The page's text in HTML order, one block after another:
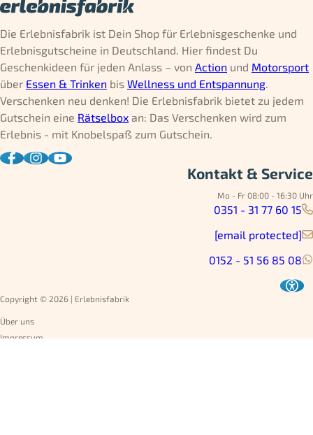
Die Erlebnisfabrik ist Dein Shop für Erlebnisgeschenke und
Erlebnisgutscheine in Deutschland. Hier findest Du
Geschenkideen für jeden Anlass – von Action und Motorsport
über Essen & Trinken bis Wellness und Entspannung.
Verschenken neu denken! Die Erlebnisfabrik bietet zu jedem
Gutschein eine Rätselbox an: Das Verschenken wird zum
Erlebnis - mit Knobelspaß zum Gutschein.
Kontakt & Service
Mo - Fr 08:00 - 16:30 Uhr
0351 - 31 77 60 15
[email protected]
0152 - 51 56 85 08
Copyright © 2026 | Erlebnisfabrik
Über uns
Impressum